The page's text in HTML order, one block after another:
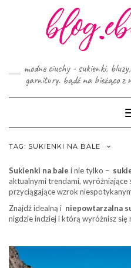
modne ciuchy - sukienki,
garnitury. bądź na bieżąco z
TAG: SUKIENKI NA BALE
Sukienki na bale i nie tylko –
aktualnymi trendami, wyróżniające
przyciągające wzrok
Znajdź idealną i niepowtarzalna
nigdzie indziej i którą wyróżnisz się